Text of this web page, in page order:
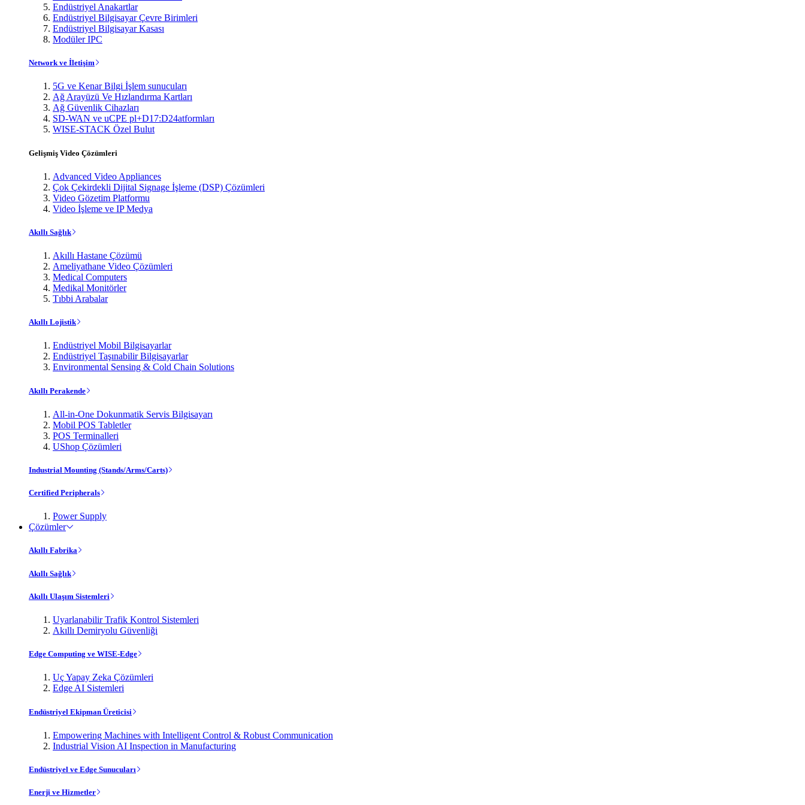
Endüstriyel Anakartlar
Endüstriyel Bilgisayar Çevre Birimleri
Endüstriyel Bilgisayar Kasası
Modüler IPC
Network ve İletişim
5G ve Kenar Bilgi İşlem sunucuları
Ağ Arayüzü Ve Hızlandırma Kartları
Ağ Güvenlik Cihazları
SD-WAN ve uCPE pl+D17:D24atformları
WISE-STACK Özel Bulut
Gelişmiş Video Çözümleri
Advanced Video Appliances
Çok Çekirdekli Dijital Signage İşleme (DSP) Çözümleri
Video Gözetim Platformu
Video İşleme ve IP Medya
Akıllı Sağlık
Akıllı Hastane Çözümü
Ameliyathane Video Çözümleri
Medical Computers
Medikal Monitörler
Tıbbi Arabalar
Akıllı Lojistik
Endüstriyel Mobil Bilgisayarlar
Endüstriyel Taşınabilir Bilgisayarlar
Environmental Sensing & Cold Chain Solutions
Akıllı Perakende
All-in-One Dokunmatik Servis Bilgisayarı
Mobil POS Tabletler
POS Terminalleri
UShop Çözümleri
Industrial Mounting (Stands/Arms/Carts)
Certified Peripherals
Power Supply
Çözümler
Akıllı Fabrika
Akıllı Sağlık
Akıllı Ulaşım Sistemleri
Uyarlanabilir Trafik Kontrol Sistemleri
Akıllı Demiryolu Güvenliği
Edge Computing ve WISE-Edge
Uç Yapay Zeka Çözümleri
Edge AI Sistemleri
Endüstriyel Ekipman Üreticisi
Empowering Machines with Intelligent Control & Robust Communication
Industrial Vision AI Inspection in Manufacturing
Endüstriyel ve Edge Sunucuları
Enerji ve Hizmetler